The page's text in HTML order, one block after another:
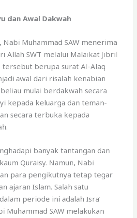
dan Awal Dakwah
Nabi Muhammad SAW menerima
Allah SWT melalui Malaikat Jibril
tersebut berupa surat Al-Alaq
awal dari risalah kenabian
mulai berdakwah secara
kepada keluarga dan teman-
secara terbuka kepada
banyak tantangan dan
Quraisy. Namun, Nabi
para pengikutnya tetap tegar
ajaran Islam. Salah satu
periode ini adalah Isra’
Muhammad SAW melakukan